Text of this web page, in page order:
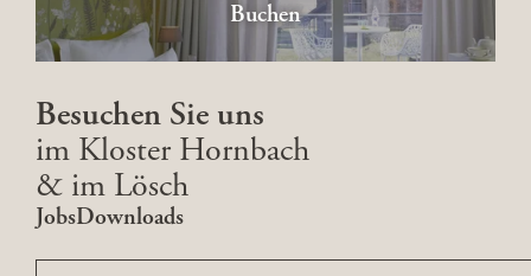
Buchen
Besuchen Sie uns
im Kloster Hornbach
& im Lösch
JobsDownloads